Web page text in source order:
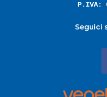
P.IVA:
Seguici